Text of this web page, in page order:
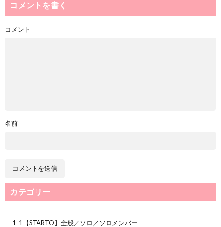
コメントを書く
コメント
名前
カテゴリー
1-1【STARTO】全般／ソロ／ソロメンバー